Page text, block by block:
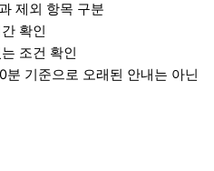
제외 항목 구분
확인
조건 확인
기준으로 오래된 안내는 아닌